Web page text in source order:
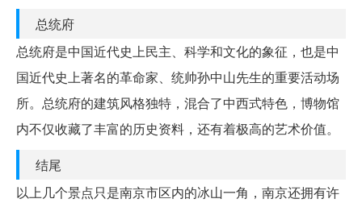
总统府
总统府是中国近代史上民主、科学和文化的象征，也是中
国近代史上著名的革命家、统帅孙中山先生的重要活动场
所。总统府的建筑风格独特，混合了中西式特色，博物馆
内不仅收藏了丰富的历史资料，还有着极高的艺术价值。
结尾
以上几个景点只是南京市区内的冰山一角，南京还拥有许